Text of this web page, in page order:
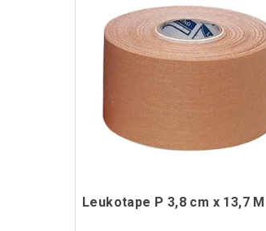
Leukotape P 3,8 cm x 13,7 M